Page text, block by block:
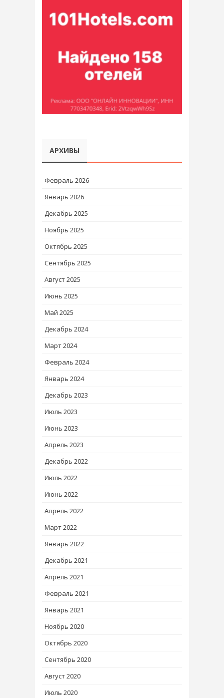
АРХИВЫ
Февраль 2026
Январь 2026
Декабрь 2025
Ноябрь 2025
Октябрь 2025
Сентябрь 2025
Август 2025
Июнь 2025
Май 2025
Декабрь 2024
Март 2024
Февраль 2024
Январь 2024
Декабрь 2023
Июль 2023
Июнь 2023
Апрель 2023
Декабрь 2022
Июль 2022
Июнь 2022
Апрель 2022
Март 2022
Январь 2022
Декабрь 2021
Апрель 2021
Февраль 2021
Январь 2021
Ноябрь 2020
Октябрь 2020
Сентябрь 2020
Август 2020
Июль 2020